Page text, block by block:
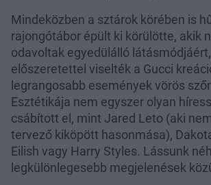
Mindeközben a sztárok körében is
rajongótábor épült ki körülötte, akik
odavoltak egyedülálló
előszeretettel viselték a Gucci
legrangosabb események vörös
Esztétikája nem egyszer olyan
csábított el, mint Jared Leto (aki
tervező kiköpött hasonmása),
Eilish vagy Harry Styles. Lássunk
legkülönlegesebb megjelenések